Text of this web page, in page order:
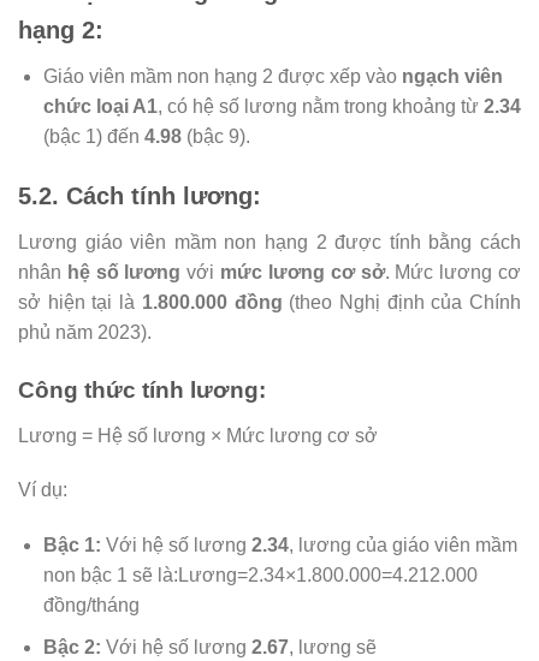
hạng 2:
Giáo viên mầm non hạng 2 được xếp vào ngạch viên
chức loại A1, có hệ số lương nằm trong khoảng từ 2.34
(bậc 1) đến 4.98(bậc 9).
5.2. Cách tính lương:
Lương giáo viên mầm non hạng 2 được tính bằng cách
nhân hệ số lương với mức lương cơ sở. Mức lương cơ
sở hiện tại là 1.800.000 đồng (theo Nghị định của Chính
phủ năm 2023).
Công thức tính lương:
Lương = Hệ số lương × Mức lương cơ sở
Ví dụ:
Bậc 1: Với hệ số lương 2.34, lương của giáo viên mầm
non bậc 1 sẽ là:Lương=2.34×1.800.000=4.212.000
đồng/tháng
Bậc 2: Với hệ số lương 2.67, lương sẽ